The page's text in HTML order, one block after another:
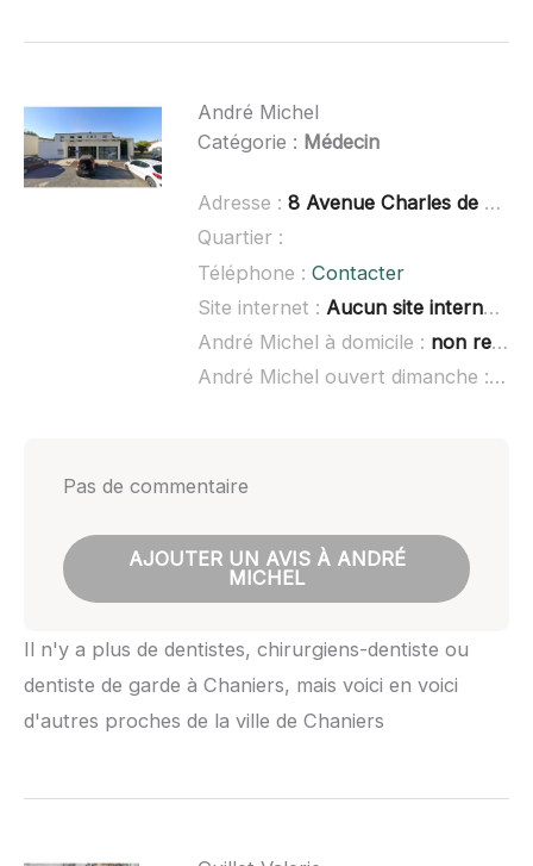
André Michel
Catégorie : Médecin
Adresse : 8 Avenue Charles de Gaulle, 17610 Chaniers
Quartier :
Téléphone : Contacter
Site internet : Aucun site internet connu
André Michel à domicile : non renseigné
André Michel ouvert dimanche :
Pas de commentaire
AJOUTER UN AVIS À ANDRÉ
MICHEL
Il n'y a plus de dentistes, chirurgiens-dentiste ou
dentiste de garde à Chaniers, mais voici en voici
d'autres proches de la ville de Chaniers